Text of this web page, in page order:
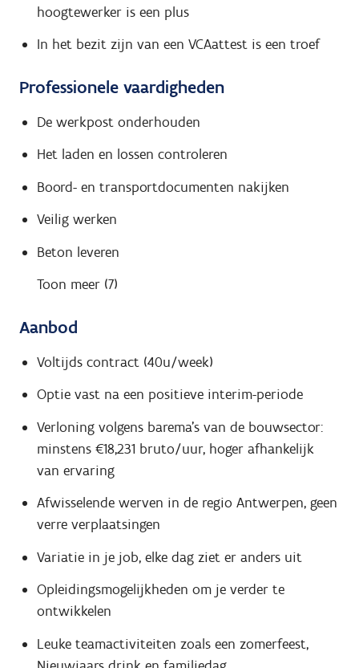
hoogtewerker is een plus
In het bezit zijn van een VCAattest is een troef
Professionele vaardigheden
De werkpost onderhouden
Het laden en lossen controleren
Boord- en transportdocumenten nakijken
Veilig werken
Beton leveren
Toon meer (7)
Aanbod
Voltijds contract (40u/week)
Optie vast na een positieve interim-periode
Verloning volgens barema's van de bouwsector:
minstens €18,231 bruto/uur, hoger afhankelijk
van ervaring
Afwisselende werven in de regio Antwerpen, geen
verre verplaatsingen
Variatie in je job, elke dag ziet er anders uit
Opleidingsmogelijkheden om je verder te
ontwikkelen
Leuke teamactiviteiten zoals een zomerfeest,